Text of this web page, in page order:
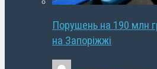
Порушень на 190 млн
на Запоріжжі